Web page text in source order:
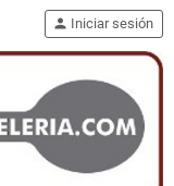
person Iniciar sesión